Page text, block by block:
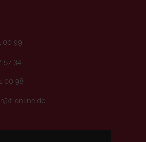
00 99
57 34
00 98
online.de